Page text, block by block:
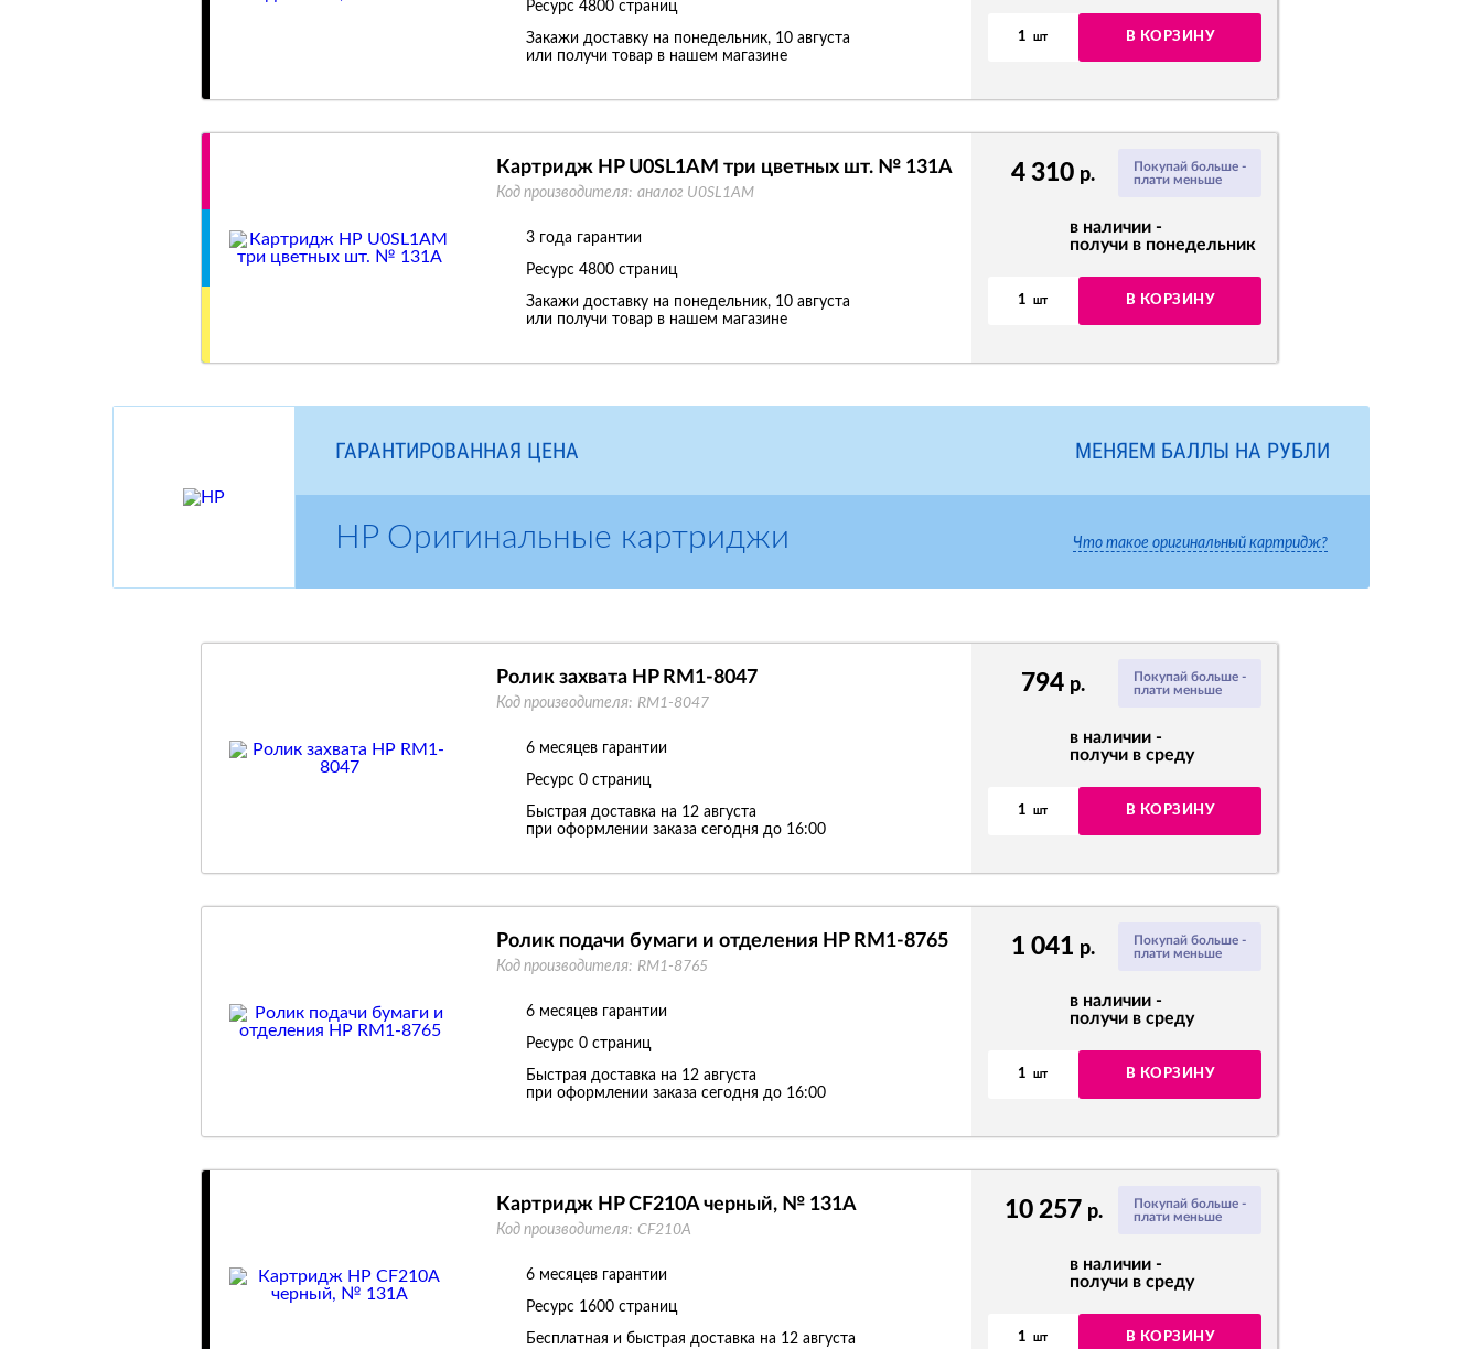
1 шт В КОРЗИНУ
Ресурс 4800 страниц
Закажи доставку на понедельник, 10 августа
или получи товар в нашем магазине
Покупай больше -
плати меньше
4 310 р.
в наличии -
получи в понедельник
1 шт В КОРЗИНУ
Картридж HP U0SL1AM три цветных шт. № 131A
Код производителя: аналог U0SL1AM
3 года гарантии
Ресурс 4800 страниц
Закажи доставку на понедельник, 10 августа
или получи товар в нашем магазине
МЕНЯЕМ БАЛЛЫ НА РУБЛИ
ГАРАНТИРОВАННАЯ ЦЕНА
Что такое оригинальный картридж?
HP Оригинальные картриджи
Покупай больше -
плати меньше
794 р.
в наличии -
получи в среду
1 шт В КОРЗИНУ
Ролик захвата HP RM1-8047
Код производителя: RM1-8047
6 месяцев гарантии
Ресурс 0 страниц
Быстрая доставка на 12 августа
при оформлении заказа сегодня до 16:00
Покупай больше -
плати меньше
1 041 р.
в наличии -
получи в среду
1 шт В КОРЗИНУ
Ролик подачи бумаги и отделения HP RM1-8765
Код производителя: RM1-8765
6 месяцев гарантии
Ресурс 0 страниц
Быстрая доставка на 12 августа
при оформлении заказа сегодня до 16:00
Покупай больше -
плати меньше
10 257 р.
в наличии -
получи в среду
1 шт В КОРЗИНУ
Картридж HP CF210A черный, № 131A
Код производителя: CF210A
6 месяцев гарантии
Ресурс 1600 страниц
Бесплатная и быстрая доставка на 12 августа